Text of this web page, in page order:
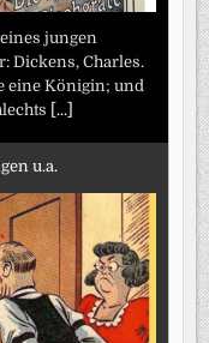
jungen
Dickens, Charles.
eine Königin; und
[...]
u.a.